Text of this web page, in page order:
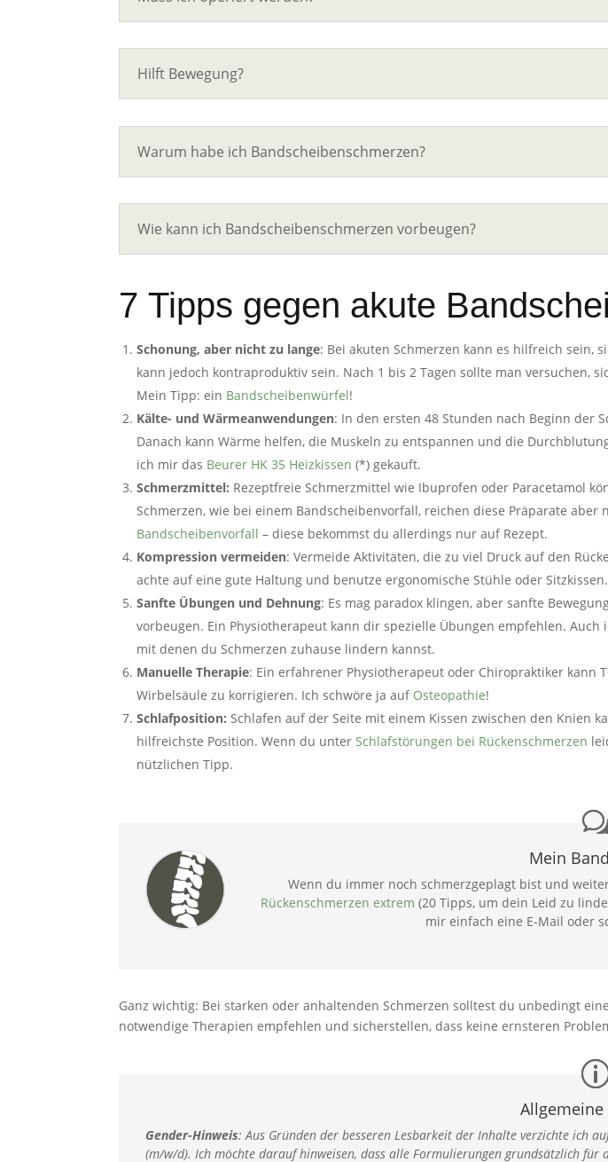
Hilft Bewegung?
Warum habe ich Bandscheibenschmerzen?
Wie kann ich Bandscheibenschmerzen vorbeugen?
7 Tipps gegen akute
Schonung, aber nicht zu lange: Bei akuten Schmerzen kann es hilfreich sein,
kann jedoch kontraproduktiv sein. Nach 1 bis 2 Tagen sollte man versuchen,
Mein Tipp: ein Bandscheibenwürfel!
Kälte- und Wärmeanwendungen: In den ersten 48 Stunden nach Beginn der
Danach kann Wärme helfen, die Muskeln zu entspannen und die
ich mir das Beurer HK 35 Heizkissen (*) gekauft.
Schmerzmittel: Rezeptfreie Schmerzmittel wie Ibuprofen oder Paracetamol
Schmerzen, wie bei einem Bandscheibenvorfall, reichen diese Präparate
Bandscheibenvorfall – diese bekommst du allerdings nur auf Rezept.
Kompression vermeiden: Vermeide Aktivitäten, die zu viel Druck auf den
achte auf eine gute Haltung und benutze ergonomische Stühle oder
Sanfte Übungen und Dehnung: Es mag paradox klingen, aber sanfte
vorbeugen. Ein Physiotherapeut kann dir spezielle Übungen empfehlen. Auch
mit denen du Schmerzen zuhause lindern kannst.
Manuelle Therapie: Ein erfahrener Physiotherapeut oder Chiropraktiker kann
Wirbelsäule zu korrigieren. Ich schwöre ja auf Osteopathie!
Schlafposition: Schlafen auf der Seite mit einem Kissen zwischen den Knien
hilfreichste Position. Wenn du unterSchlafstörungen bei Rückenschmerzen
nützlichen Tipp.
Mein
Wenn du immer noch schmerzgeplagt bist und
Rückenschmerzen extrem (20 Tipps, um dein Leid zu
mir einfach eine E-Mail oder
Ganz wichtig: Bei starken oder anhaltenden Schmerzen solltest du unbedingt
notwendige Therapien empfehlen und sicherstellen, dass keine ernsteren
Allgemeine
Gender-Hinweis:Aus Gründen der besseren Lesbarkeit der Inhalte verzichte ich
(m/w/d). Ich möchte darauf hinweisen, dass alle Formulierungen grundsätzlich für